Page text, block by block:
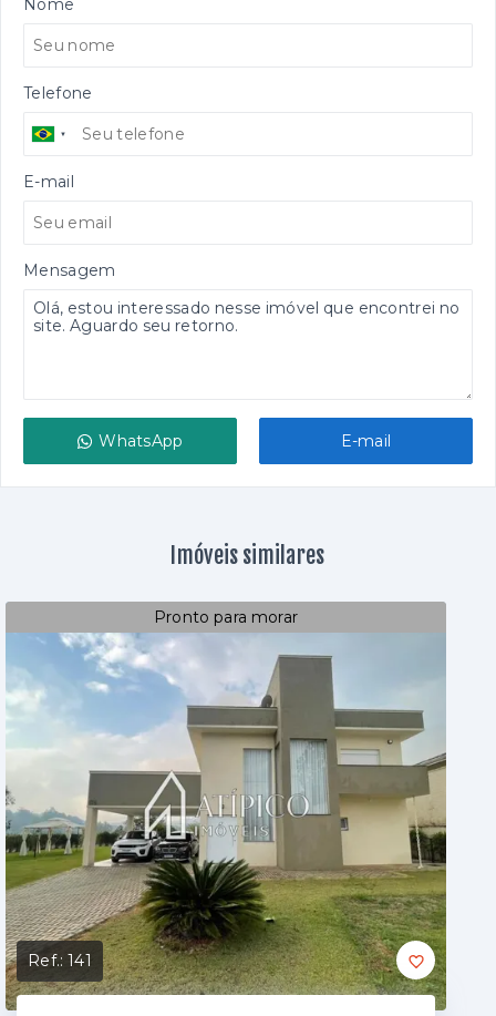
Nome
Telefone
E-mail
Mensagem
WhatsApp E-mail
Imóveis similares
Pronto para morar
Ref.:141